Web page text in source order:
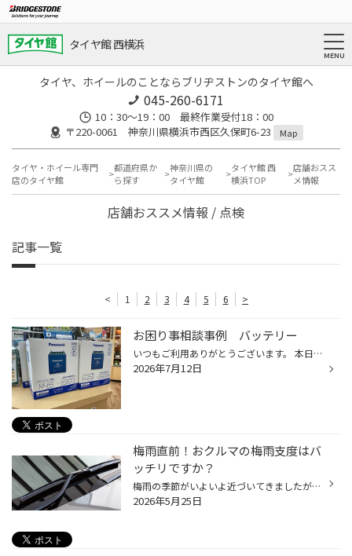
タイヤ館 西横浜
タイヤ、ホイールのことならブリヂストンのタイヤ館へ
045-260-6171
10：30～19：00 最終作業受付18：00
〒220-0061 神奈川県横浜市西区久保町6-23
Map
タイヤ・ホイール専門
店のタイヤ館
都道府県か
ら探す
神奈川県の
タイヤ館
タイヤ館 西
横浜TOP
店舗おスス
メ情報
店舗おススメ情報 / 点検
記事一覧
< 1 2 3 4 5 6 >
お困り事相談事例 バッテリー
いつもご利用ありがとうございます。 本日ご紹介はこちら。 お困り事：バッテリーがまだ使えるかどうか知りたい バッテリー【パナソニック カオス】 バッテリーの寿命は車の使い方でさまざま。 最低でも1年に1回は点検おすすめです。 今回は正常に作動しており、まだ使えるので様子を見てまたご来店...
2026年7月12日
梅雨直前！おクルマの梅雨支度はバ
ッチリですか？
梅雨の季節がいよいよ近づいてきましたが、皆さんおクルマのコンディションはいかがでしょうか？ 雨の日の運転が増えるこれからの時期こそ、早めのメンテナンスがおすすめです。 今回は、雨の日でも安心して走行するためのおすすめメンテナンスポイントをご紹介いたします！ 現在、コクピット・タイ...
2026年5月25日